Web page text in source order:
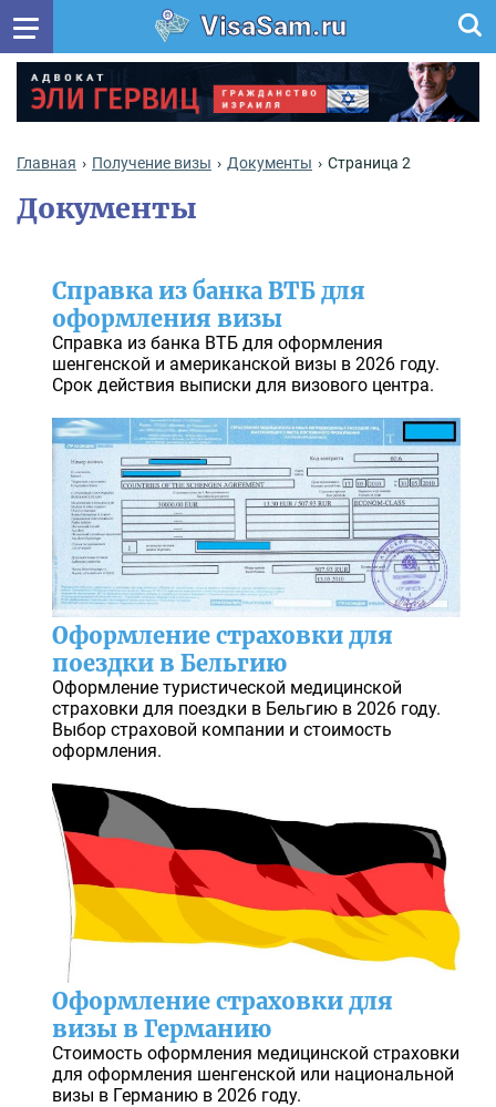
VisaSam.ru
Главная Получение визы Документы Страница 2
Документы
Справка из банка ВТБ для
оформления визы
Справка из банка ВТБ для оформления
шенгенской и американской визы в 2026 году.
Срок действия выписки для визового центра.
Оформление страховки для
поездки в Бельгию
Оформление туристической медицинской
страховки для поездки в Бельгию в 2026 году.
Выбор страховой компании и стоимость
оформления.
Оформление страховки для
визы в Германию
Стоимость оформления медицинской страховки
для оформления шенгенской или национальной
визы в Германию в 2026 году.